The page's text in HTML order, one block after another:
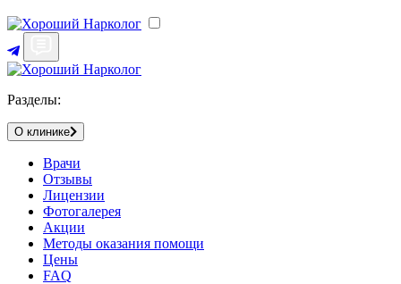
Разделы:
О клинике
Врачи
Отзывы
Лицензии
Фотогалерея
Акции
Методы оказания помощи
Цены
FAQ